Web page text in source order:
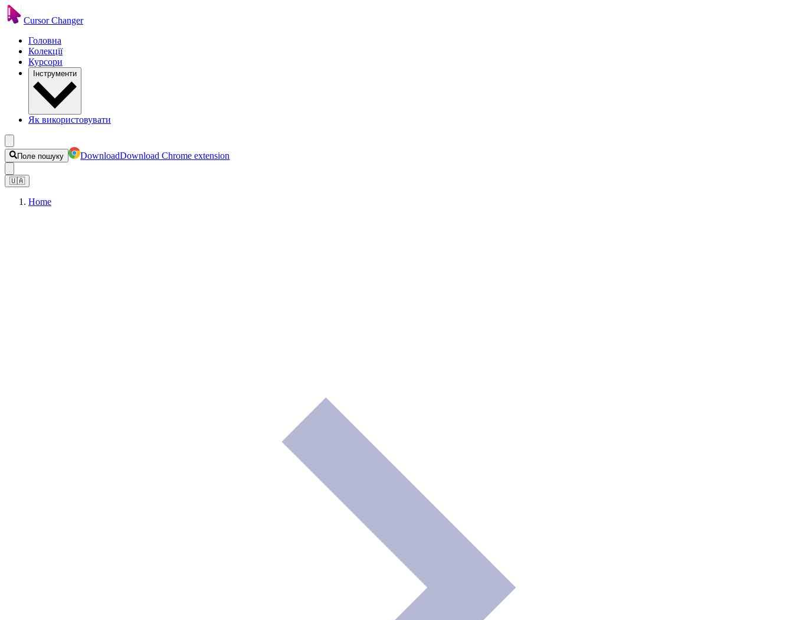
Cursor Changer
Головна
Колекції
Курсори
Інструменти
Як використовувати
Поле пошуку DownloadDownload Chrome extension
🇺🇦
Home